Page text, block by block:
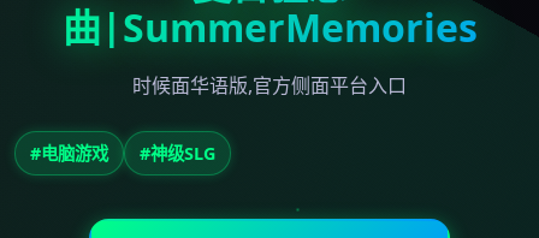
曲|SummerMemories
时候面华语版,官方侧面平台入口
#电脑游戏 #神级SLG